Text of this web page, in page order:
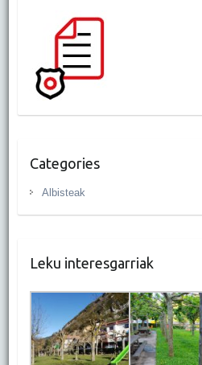
Categories
Albisteak
Leku interesgarriak